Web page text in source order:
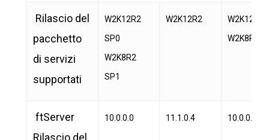
Rilascio del
pacchetto
di servizi
supportati
W2K12R2
SP0
W2K8R2
SP1
W2K12R2
W2K12R2
W2K8R2
ftServer
Rilascio del
10.0.0.0 11.1.0.4 10.0.0.14